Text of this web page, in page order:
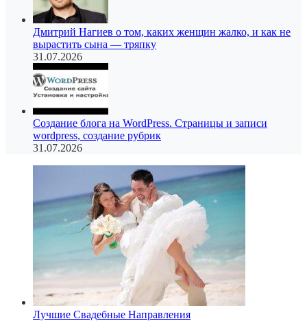
Дмитрий Нагиев о том, каких женщин жалко, и как не
вырастить сына — тряпку
31.07.2026
Создание блога на WordPress. Страницы и записи
wordpress, создание рубрик
31.07.2026
Лучшие Свадебные Направления